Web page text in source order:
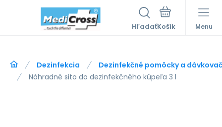
Hľadať Menu
Dezinfekcia
Dezinfekčné pomôcky a
Náhradné sito do dezinfekčného kúpeľa 3 l